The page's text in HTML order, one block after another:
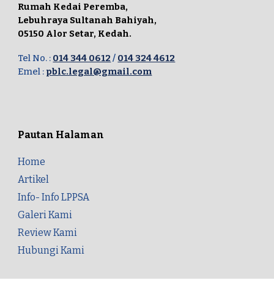
Rumah Kedai Peremba,
Lebuhraya Sultanah Bahiyah,
05150 Alor Setar, Kedah.
Tel No. : 014 344 0612/ 014 324 4612
Emel : pblc.legal@gmail.com
Pautan Halaman
Home
Artikel
Info- Info LPPSA
Galeri Kami
Review Kami
Hubungi Kami